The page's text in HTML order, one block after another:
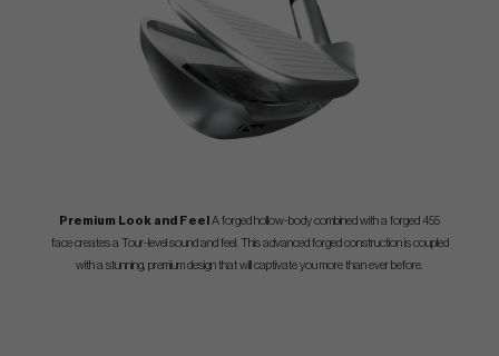
Premium Look and Feel A forged hollow-body combined with a forged 455
face creates a Tour-level sound and feel. This advanced forged construction is coupled
with a stunning, premium design that will captivate you more than ever before.